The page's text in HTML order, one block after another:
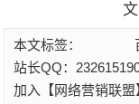
本文标签：
站长QQ：
加入【网络营销联